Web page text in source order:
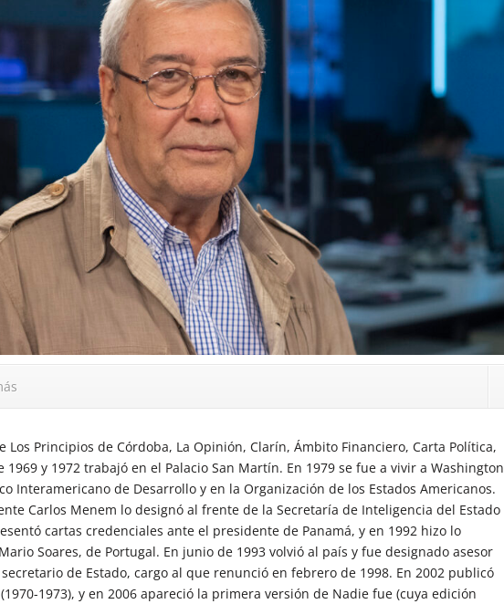
Los Principios de Córdoba, La Opinión, Clarín, Ámbito Financiero, Carta Política,
1969 y 1972 trabajó en el Palacio San Martín. En 1979 se fue a vivir a Washington
Interamericano de Desarrollo y en la Organización de los Estados Americanos.
Carlos Menem lo designó al frente de la Secretaría de Inteligencia del Estado
cartas credenciales ante el presidente de Panamá, y en 1992 hizo lo
Soares, de Portugal. En junio de 1993 volvió al país y fue designado asesor
de Estado, cargo al que renunció en febrero de 1998. En 2002 publicó
1973), y en 2006 apareció la primera versión de Nadie fue (cuya edición